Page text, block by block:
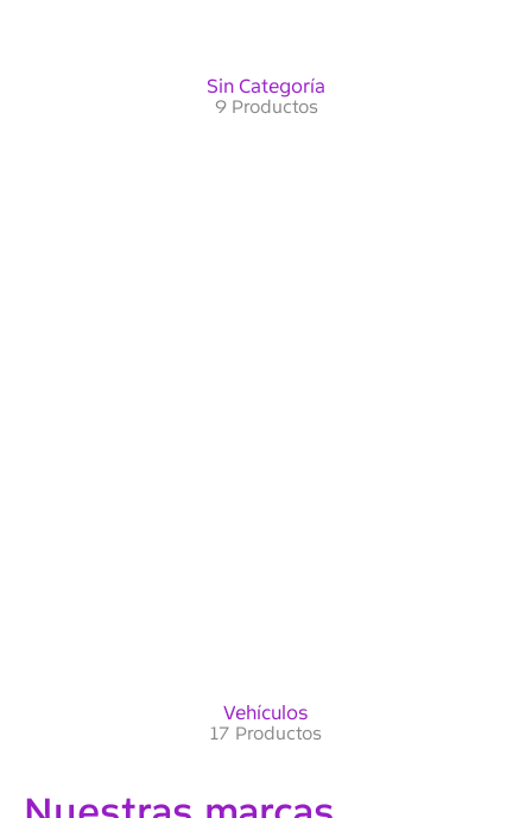
Sin Categoría
9 Productos
Vehículos
17 Productos